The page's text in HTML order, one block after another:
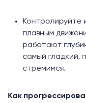
Контролируйте
плавным
работают
самый гладкий,
стремимся.
Как